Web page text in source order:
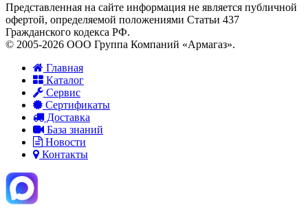
Представленная на сайте информация не является публичной
офертой, определяемой положениями Статьи 437
Гражданского кодекса РФ.
© 2005-2026 ООО Группа Компаний «Армагаз».
Главная
Каталог
Сервис
Сертификаты
Доставка
База знаний
Новости
Контакты